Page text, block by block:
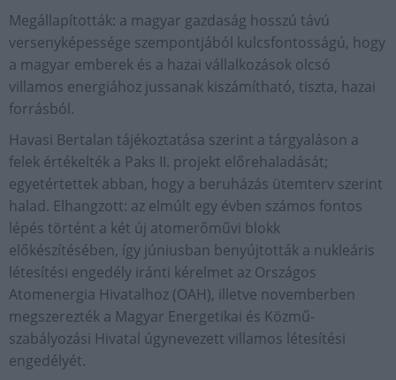
Megállapították: a magyar gazdaság hosszú távú
versenyképessége szempontjából kulcsfontosságú, hogy
a magyar emberek és a hazai vállalkozások olcsó
villamos energiához jussanak kiszámítható, tiszta, hazai
forrásból.
Havasi Bertalan tájékoztatása szerint a tárgyaláson a
felek értékelték a Paks II. projekt előrehaladását;
egyetértettek abban, hogy a beruházás ütemterv szerint
halad. Elhangzott: az elmúlt egy évben számos fontos
lépés történt a két új atomerőművi blokk
előkészítésében, így júniusban benyújtották a nukleáris
létesítési engedély iránti kérelmet az Országos
Atomenergia Hivatalhoz (OAH), illetve novemberben
megszerezték a Magyar Energetikai és Közmű-
szabályozási Hivatal úgynevezett villamos létesítési
engedélyét.